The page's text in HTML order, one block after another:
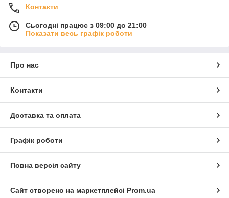
Контакти
Сьогодні працює з 09:00 до 21:00
Показати весь графік роботи
Про нас
Контакти
Доставка та оплата
Графік роботи
Повна версія сайту
Сайт створено на маркетплейсі Prom.ua